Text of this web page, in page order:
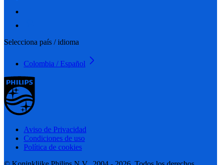
Selecciona país / idioma
Colombia / Español
Aviso de Privacidad
Condiciones de uso
Política de cookies